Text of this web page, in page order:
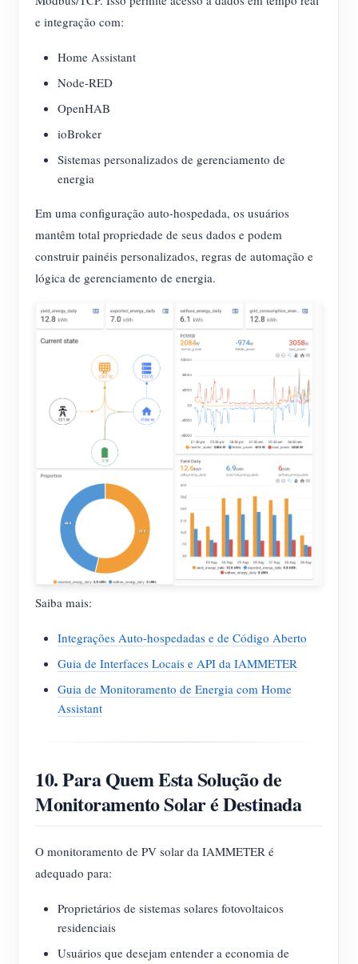
e integração com:
Home Assistant
Node-RED
OpenHAB
ioBroker
Sistemas personalizados de gerenciamento de
energia
Em uma configuração auto-hospedada, os usuários
mantêm total propriedade de seus dados e podem
construir painéis personalizados, regras de automação e
lógica de gerenciamento de energia.
Saiba mais:
Integrações Auto-hospedadas e de Código Aberto
Guia de Interfaces Locais e API da IAMMETER
Guia de Monitoramento de Energia com Home
Assistant
10. Para Quem Esta Solução de
Monitoramento Solar é Destinada
O monitoramento de PV solar da IAMMETER é
adequado para:
Proprietários de sistemas solares fotovoltaicos
residenciais
Usuários que desejam entender a economia de